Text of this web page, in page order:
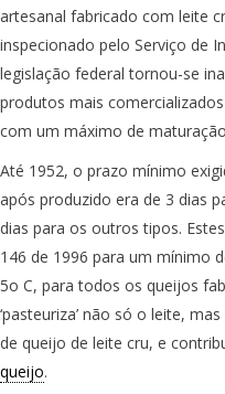
artesanal fabricado com leite
inspecionado pelo Serviço de
legislação federal tornou-se
produtos mais
com um máximo de
Até 1952, o prazo mínimo
após produzido era de 3 dias
dias para os outros tipos.
146 de 1996 para um mínimo
5o C, para todos os queijos
‘pasteuriza’ não só o leite,
de queijo de leite cru, e
queijo.